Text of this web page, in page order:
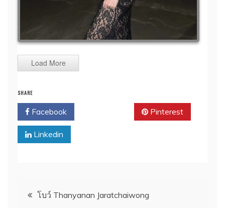
Load More
SHARE
Facebook Pinterest
Linkedin
แนะแนว
โบว์ Thanyanan Jaratchaiwong